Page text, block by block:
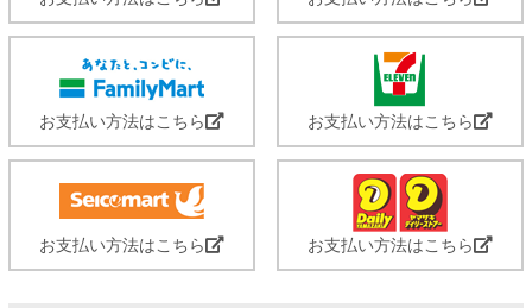
お支払い方法はこちら お支払い方法はこちら
お支払い方法はこちら お支払い方法はこちら